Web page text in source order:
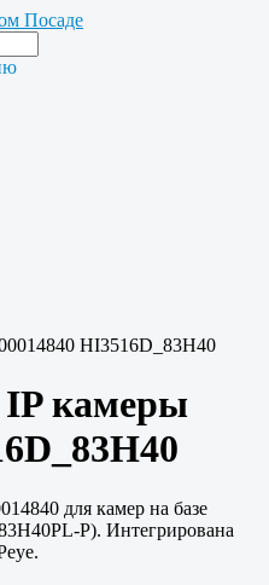
HI3516D_83H40
камеры
для камер на базе
P). Интегрирована